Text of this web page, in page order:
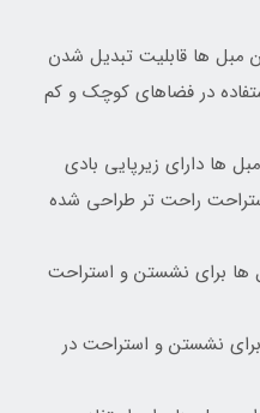
مبل ها قابلیت تبدیل شدن
در فضاهای کوچک و کم
ها دارای زیرپایی بادی
راحت تر طراحی شده
برای نشستن و استراحت
نشستن و استراحت در